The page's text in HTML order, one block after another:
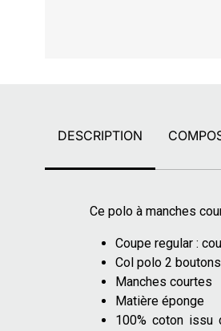
DESCRIPTION
Ce polo à manches
Coupe regular :
Col polo 2 boutons
Manches courtes
Matière éponge
100% coton issu